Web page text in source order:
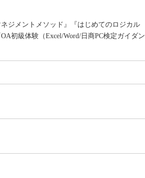
ジメントメソッド』『はじめてのロジカル
初級体験（Excel/Word/日商PC検定ガイダン